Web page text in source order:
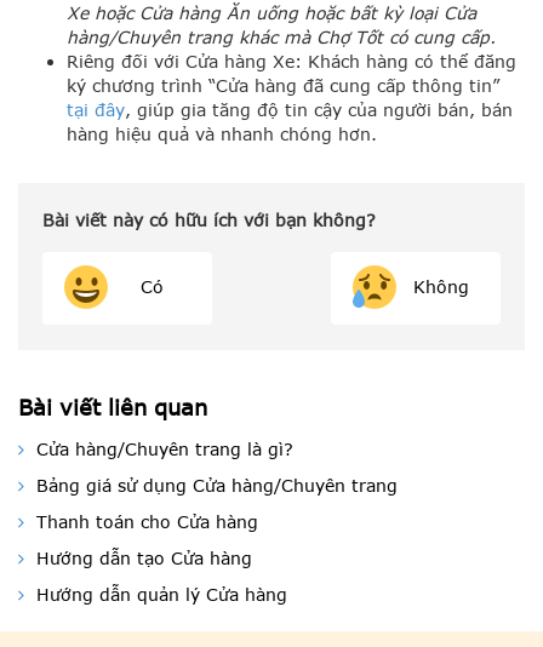
Xe hoặc Cửa hàng Ăn uống hoặc bất kỳ loại Cửa
hàng/Chuyên trang khác mà Chợ Tốt có cung cấp.
Riêng đối với Cửa hàng Xe: Khách hàng có thể đăng
ký chương trình “Cửa hàng đã cung cấp thông tin”
tại đây, giúp gia tăng độ tin cậy của người bán, bán
hàng hiệu quả và nhanh chóng hơn.
Bài viết này có hữu ích với bạn không?
Có Không
Bài viết liên quan
Cửa hàng/Chuyên trang là gì?
Bảng giá sử dụng Cửa hàng/Chuyên trang
Thanh toán cho Cửa hàng
Hướng dẫn tạo Cửa hàng
Hướng dẫn quản lý Cửa hàng